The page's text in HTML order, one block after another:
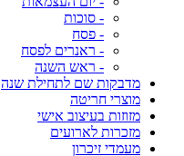
- סוכות
- פסח
- ראנרים לפסח
- ראש השנה
מדבקות שם לתחילת שנה
מוצרי חריטה
מזוזות בעיצוב אישי
מזכרות לארועים
מעמדי זיכרון